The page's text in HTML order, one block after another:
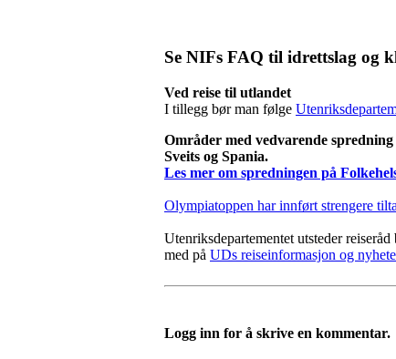
Se NIFs FAQ til idrettslag og
Ved reise til utlandet
I tillegg bør man følge
Områder med vedvarende
Sveits og Spania.
Les mer om spredningen på
Olympiatoppen har innført strengere
Utenriksdepartementet utsteder
med på UDs reiseinformasjon og
Logg inn for å skrive en kommentar.